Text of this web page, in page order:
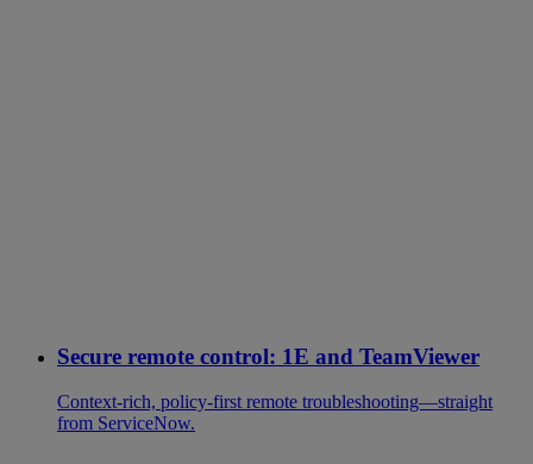
Secure remote control: 1E and TeamViewer
Context-rich, policy-first remote troubleshooting—straight
from ServiceNow.